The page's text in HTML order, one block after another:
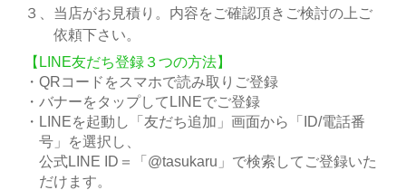
３、当店がお見積り。内容をご確認頂きご検討の上ご
依頼下さい。
【LINE友だち登録３つの方法】
・QRコードをスマホで読み取りご登録
・バナーをタップしてLINEでご登録
・LINEを起動し「友だち追加」画面から「ID/電話番
号」を選択し、
公式LINE ID＝「@tasukaru」で検索してご登録いた
だけます。